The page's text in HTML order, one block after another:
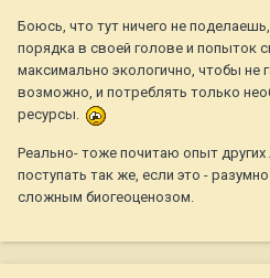
Боюсь, что тут ничего не
порядка в своей голове и попыток
максимально экологично, чтобы не
возможно, и потреблять только
ресурсы.
Реально- тоже почитаю опыт
поступать так же, если это -
сложным биогеоценозом.